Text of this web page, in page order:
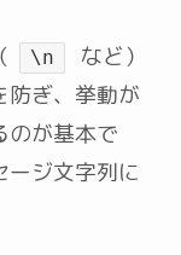
\n
など）
防ぎ、挙動が
のが基本で
ージ文字列に